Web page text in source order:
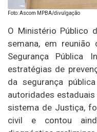
Foto: Ascom MPBA/divulgação
O Ministério Público
semana, em reunião
Segurança Pública
estratégias de
da segurança
autoridades
sistema de Justiça,
civil e contou